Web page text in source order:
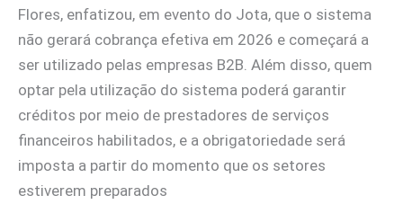
Flores, enfatizou, em evento do Jota, que o sistema
não gerará cobrança efetiva em 2026 e começará a
ser utilizado pelas empresas B2B. Além disso, quem
optar pela utilização do sistema poderá garantir
créditos por meio de prestadores de serviços
financeiros habilitados, e a obrigatoriedade será
imposta a partir do momento que os setores
estiverem preparados